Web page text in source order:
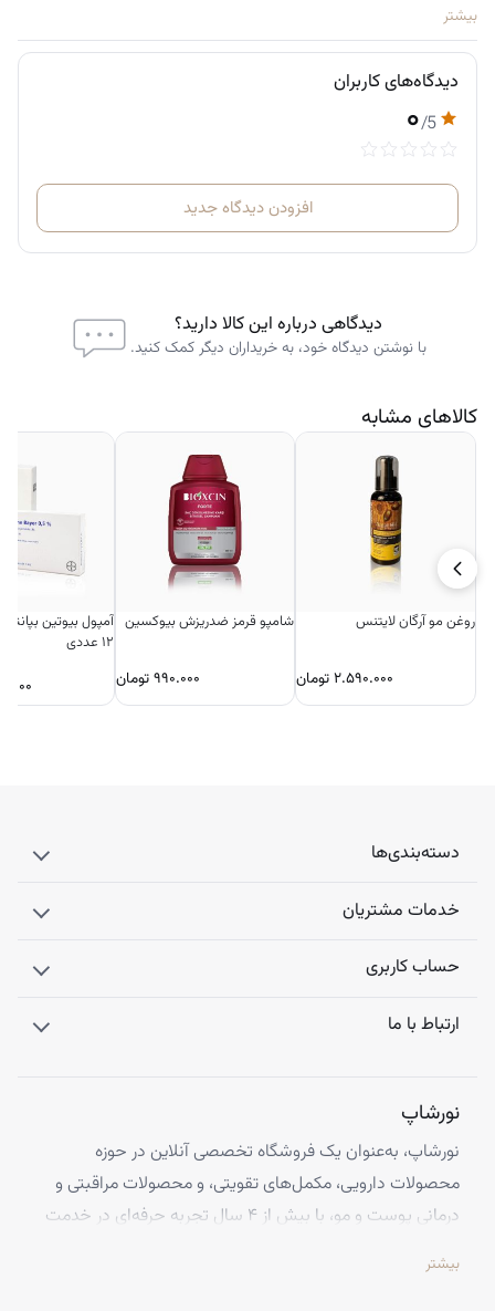
بیشتر
دیدگاه‌های کاربران
۰/5
افزودن دیدگاه جدید
دیدگاهی درباره این کالا دارید؟
با نوشتن دیدگاه خود، به خریداران دیگر کمک کنید.
کالاهای مشابه
روغن مو آرگان لایتنس
۲.۵۹۰.۰۰۰ تومان
شامپو قرمز ضدریزش بیوکسین
۹۹۰.۰۰۰تومان
آمپول بیوتین بپانتن
۱۲ عددی
دسته‌بندی‌ها
خدمات مشتریان
حساب کاربری
ارتباط با ما
نورشاپ
نورشاپ، به‌عنوان یک فروشگاه تخصصی آنلاین در حوزه
محصولات دارویی، مکمل‌های تقویتی، و محصولات مراقبتی و
درمانی پوست و مو، با بیش از ۴ سال تجربه حرفه‌ای در خدمت
برندهای اروپایی تهیه کرده و اصالت کالاها را با ضمانت کامل
بیشتر